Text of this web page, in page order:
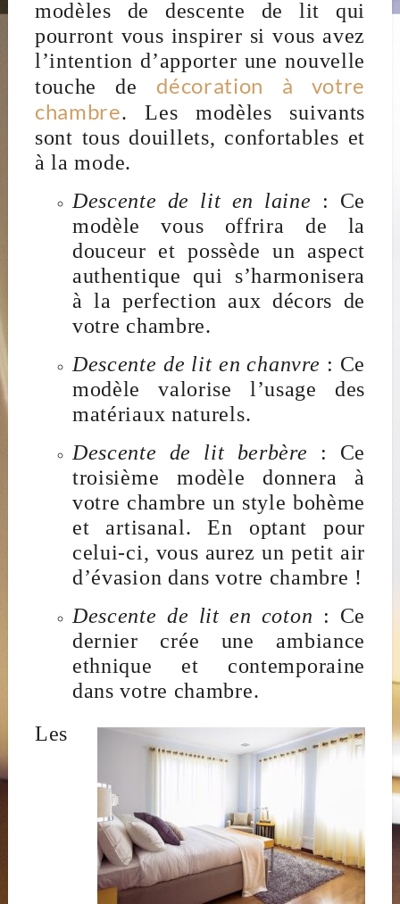
modèles de descente de lit qui
pourront vous inspirer si vous avez
l’intention d’apporter une nouvelle
touche de décoration à votre
chambre. Les modèles suivants
sont tous douillets, confortables et
à la mode.
Descente de lit en laine : Ce
modèle vous offrira de la
douceur et possède un aspect
authentique qui s’harmonisera
à la perfection aux décors de
votre chambre.
Descente de lit en chanvre : Ce
modèle valorise l’usage des
matériaux naturels.
Descente de lit berbère : Ce
troisième modèle donnera à
votre chambre un style bohème
et artisanal. En optant pour
celui-ci, vous aurez un petit air
d’évasion dans votre chambre !
Descente de lit en coton : Ce
dernier crée une ambiance
ethnique et contemporaine
dans votre chambre.
Les